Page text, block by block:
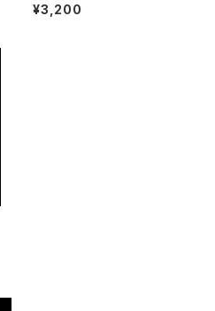
¥3,200